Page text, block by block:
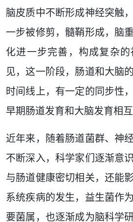
脑皮质中不断形成神经突触
一步被修剪，髓鞘形成，脑
化进一步完善，构成复杂
见，这一阶段，肠道和大脑
时间线上，有一定的同步性
早期肠道发育和大脑发育相互
近年来，随着肠道菌群、神
不断深入，科学家们逐渐意
与肠道健康密切相关，还能
系统疾病的发生，益生菌作
要菌属，也逐渐成为脑科学